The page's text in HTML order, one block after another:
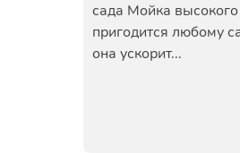
сада Мойка
пригодится любому
она ускорит...